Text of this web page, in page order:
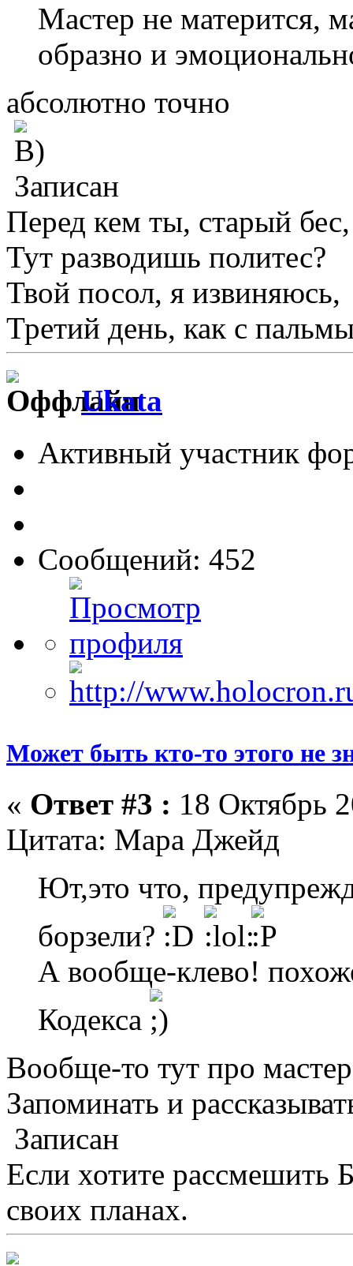
Мастер не матерится,
образно и
абсолютно точно
Записан
Перед кем ты, старый бес,
Тут разводишь политес?
Твой посол, я извиняюсь,
Третий день, как с
Ukata
Активный участник
Сообщений: 452
Может быть кто-то этого не
« Ответ #3 : 18 Октябрь
Цитата: Мара Джейд
Ют,это что,
борзели?
А вообще-клево!
Кодекса
Вообще-то тут про
Запоминать и
Записан
Если хотите рассмешить
своих планах.